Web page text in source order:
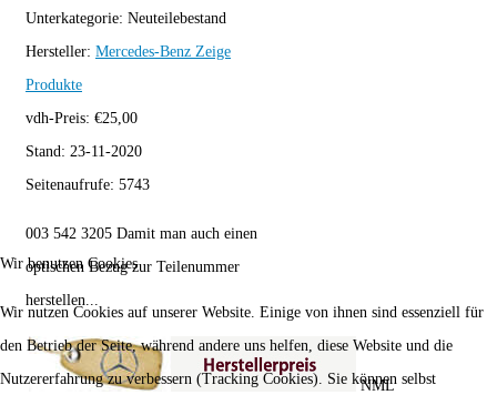
Unterkategorie: Neuteilebestand
Hersteller: Mercedes-Benz Zeige
Produkte
vdh-Preis: €25,00
Stand: 23-11-2020
Seitenaufrufe: 5743
003 542 3205 Damit man auch einen
optischen Bezug zur Teilenummer
herstellen...
NML
Wir benutzen Cookies
Wir nutzen Cookies auf unserer Website. Einige von ihnen sind essenziell für
den Betrieb der Seite, während andere uns helfen, diese Website und die
Nutzererfahrung zu verbessern (Tracking Cookies). Sie können selbst